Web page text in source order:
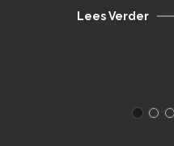
Lees Verder